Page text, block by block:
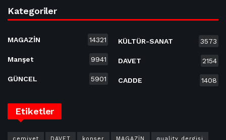
Kategoriler
MAGAZİN 14321
Manşet 9941
GÜNCEL 5901
KÜLTÜR-SANAT 3573
DAVET 2154
CADDE 1408
Etiketler